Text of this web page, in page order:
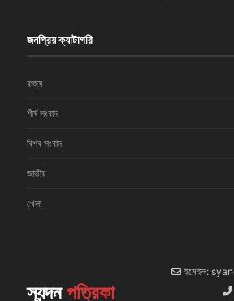
জনপ্রিয় ক্যাটাগরি
রাজ্য
শীর্ষ সংবাদ
বিশ্ব সংবাদ
জাতীয়
খেলা
স্যন্দনপত্রিকা
ইমেইল: